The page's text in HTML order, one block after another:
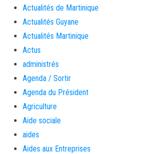
Actualités de Martinique
Actualités Guyane
Actualités Martinique
Actus
administrés
Agenda / Sortir
Agenda du Président
Agriculture
Aide sociale
aides
Aides aux Entreprises